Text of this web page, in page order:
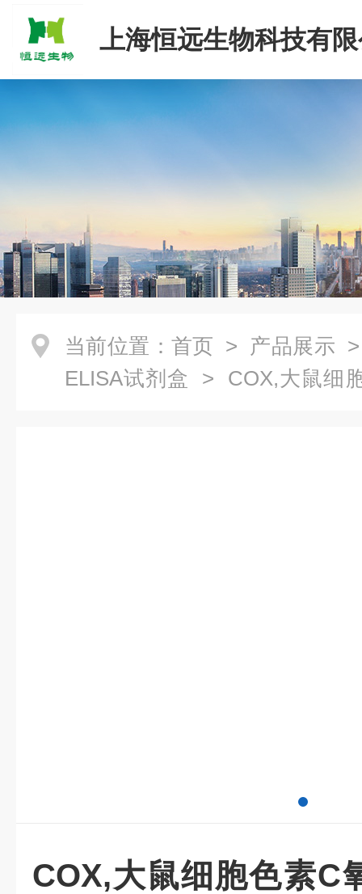
上海恒远生物科技有
当前位置： 首页 > 产品展示
ELISA试剂盒 > COX,大鼠细
COX,大鼠细胞色素C